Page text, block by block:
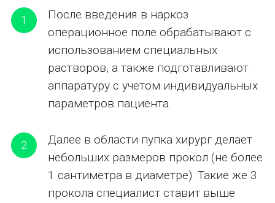
1
После введения в наркоз
операционное поле обрабатывают с
использованием специальных
растворов, а также подготавливают
аппаратуру с учетом индивидуальных
параметров пациента.
2
Далее в области пупка хирург делает
небольших размеров прокол (не более
1 сантиметра в диаметре). Такие же 3
прокола специалист ставит выше